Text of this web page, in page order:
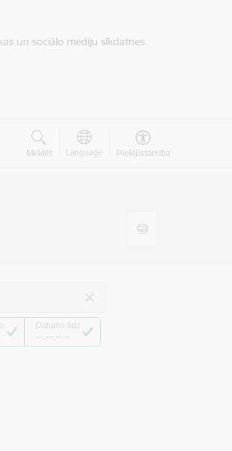
un sociālo mediju sīkdatnes.
Meklēt Language Piekļūstamība
Datums līdz